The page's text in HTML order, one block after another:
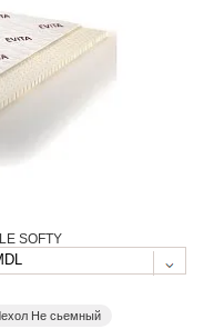
SOFTY
Не сьемный